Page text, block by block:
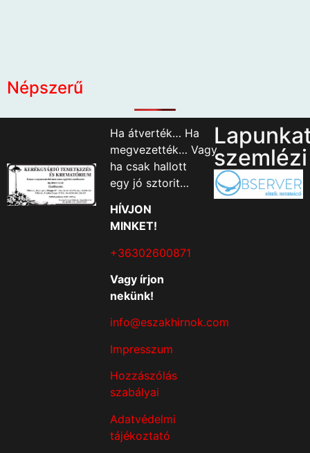
Népszerű
Ha átverték… Ha
megvezették… Vagy
ha csak hallott
egy jó sztorit…
HÍVJON
MINKET!
+36302600871
Vagy írjon
nekünk!
info@eszakhirnok.com
Impresszum
Hozzászólás
szabályai
Adatvédelmi
tájékoztató
szemlézi